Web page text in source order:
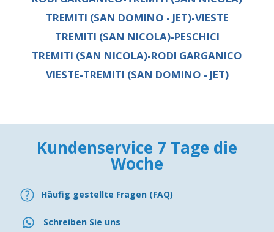
TREMITI (SAN DOMINO - JET)-VIESTE
TREMITI (SAN NICOLA)-PESCHICI
TREMITI (SAN NICOLA)-RODI GARGANICO
VIESTE-TREMITI (SAN DOMINO - JET)
Kundenservice 7 Tage die
Woche
Häufig gestellte Fragen (FAQ)
Schreiben Sie uns